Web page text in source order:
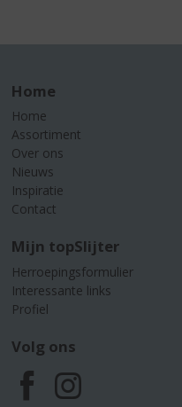
Home
Home
Assortiment
Over ons
Nieuws
Inspiratie
Contact
Mijn topSlijter
Herroepingsformulier
Interessante links
Profiel
Volg ons
F I